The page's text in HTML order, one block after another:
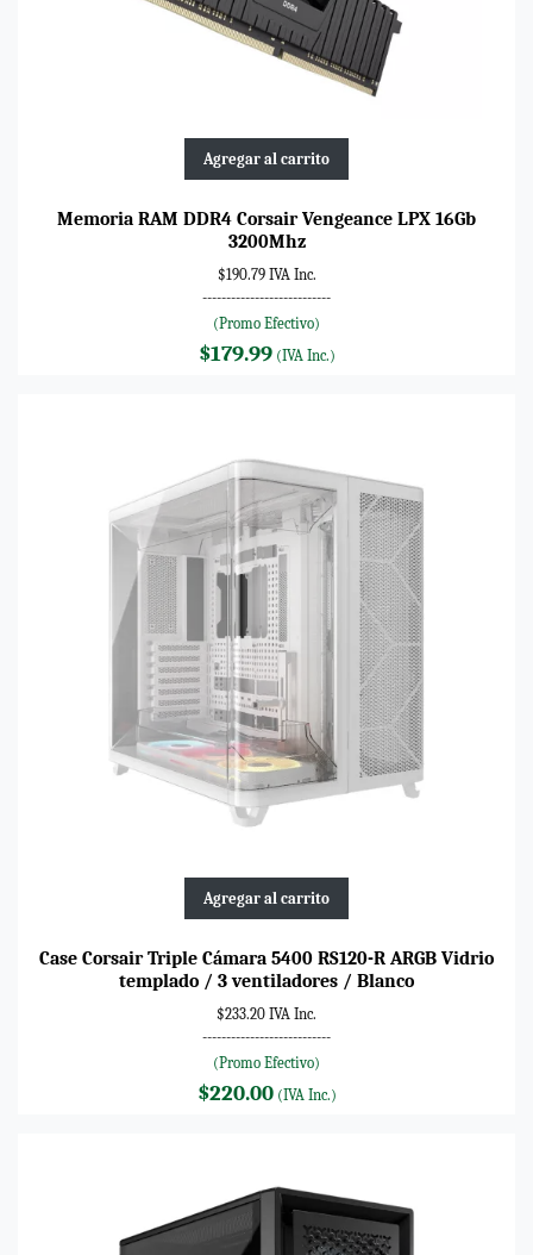
Agregar al carrito
Memoria RAM DDR4 Corsair Vengeance LPX 16Gb
3200Mhz
$190.79 IVA Inc.
---------------------------
(Promo Efectivo)
$179.99(IVA Inc.)
Agregar al carrito
Case Corsair Triple Cámara 5400 RS120-R ARGB Vidrio
templado / 3 ventiladores / Blanco
$233.20 IVA Inc.
---------------------------
(Promo Efectivo)
$220.00(IVA Inc.)